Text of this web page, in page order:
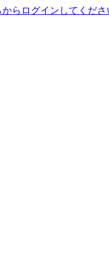
らログインしてくださ